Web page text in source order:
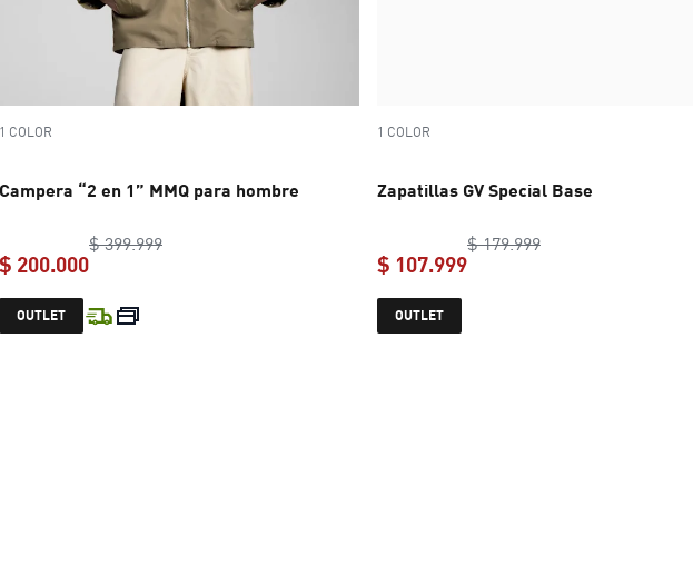
1 COLOR
Campera “2 en 1” MMQ para hombre
$ 399.999original price $ 399.999
$ 200.000
current price $ 200.000
OUTLET
1 COLOR
Zapatillas GV Special Base
$ 179.999original price $
$ 107.999
OUTLET